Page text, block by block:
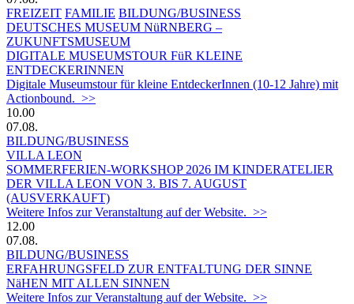
FREIZEIT FAMILIE BILDUNG/BUSINESS
DEUTSCHES MUSEUM NüRNBERG –
ZUKUNFTSMUSEUM
DIGITALE MUSEUMSTOUR FüR KLEINE
ENTDECKERINNEN
Digitale Museumstour für kleine EntdeckerInnen (10-12 Jahre) mit
Actionbound. >>
10.00
07.08.
BILDUNG/BUSINESS
VILLA LEON
SOMMERFERIEN-WORKSHOP 2026 IM KINDERATELIER
DER VILLA LEON VON 3. BIS 7. AUGUST
(AUSVERKAUFT)
Weitere Infos zur Veranstaltung auf der Website. >>
12.00
07.08.
BILDUNG/BUSINESS
ERFAHRUNGSFELD ZUR ENTFALTUNG DER SINNE
NäHEN MIT ALLEN SINNEN
Weitere Infos zur Veranstaltung auf der Website. >>